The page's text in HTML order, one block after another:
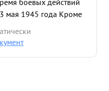
боевых действий
мая 1945 года Кроме
занимался
достоин